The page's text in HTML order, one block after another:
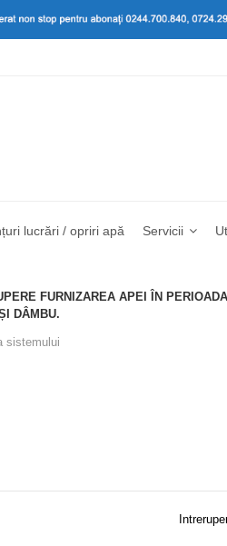
lucrări / opriri apă Servicii
FURNIZAREA APEI ÎN
DÂMBU.
sistemului